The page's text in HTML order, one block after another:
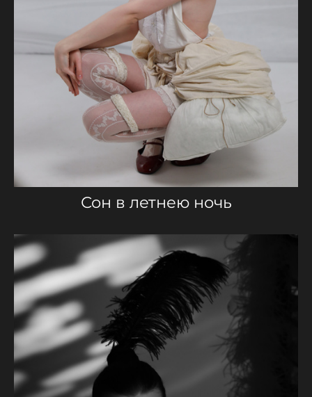
Сон в летнею ночь